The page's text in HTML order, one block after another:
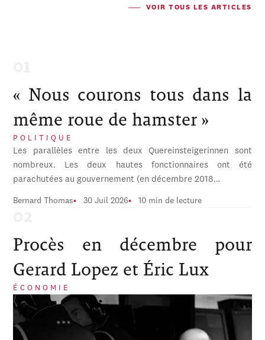
VOIR TOUS LES ARTICLES
« Nous courons tous dans la
même roue de hamster »
POLITIQUE
Les parallèles entre les deux Quereinsteigerinnen sont
nombreux. Les deux hautes fonctionnaires ont été
parachutées au gouvernement (en décembre 2018…
Bernard Thomas 30 Juil 2026 10 min de lecture
Procès en décembre pour
Gerard Lopez et Éric Lux
ÉCONOMIE